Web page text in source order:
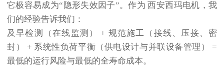
它极容易成为“隐形失效因子”。作为西安西玛电机 ，我
们的经验告诉我们：
及早检测（在线监测） + 规范施工（接线、压接、密
封） + 系统性负荷平衡（供电设计与并联设备管理） =
最低的运行风险与最低的全寿命成本。